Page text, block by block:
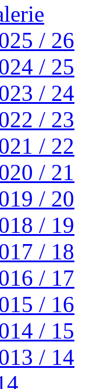
/ 26
/ 25
/ 24
/ 23
/ 22
/ 21
/ 20
/ 19
/ 18
/ 17
/ 16
/ 15
/ 14